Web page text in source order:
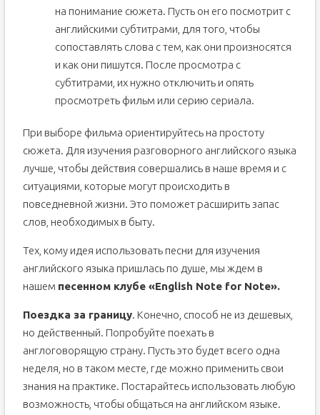
на понимание сюжета. Пусть он его посмотрит с
английскими субтитрами, для того, чтобы
сопоставлять слова с тем, как они произносятся
и как они пишутся. После просмотра с
субтитрами, их нужно отключить и опять
просмотреть фильм или серию сериала.
При выборе фильма ориентируйтесь на простоту
сюжета. Для изучения разговорного английского языка
лучше, чтобы действия совершались в наше время и с
ситуациями, которые могут происходить в
повседневной жизни. Это поможет расширить запас
слов, необходимых в быту.
Тех, кому идея использовать песни для изучения
английского языка пришлась по душе, мы ждем в
нашем песенном клубе «English Note for Note».
Поездка за границу. Конечно, способ не из дешевых,
но действенный. Попробуйте поехать в
англоговорящую страну. Пусть это будет всего одна
неделя, но в таком месте, где можно применить свои
знания на практике. Постарайтесь использовать любую
возможность, чтобы общаться на английском языке.